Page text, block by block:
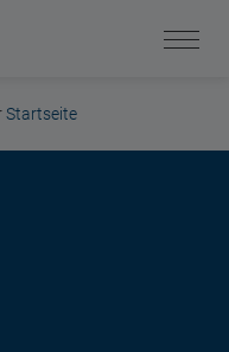
Startseite